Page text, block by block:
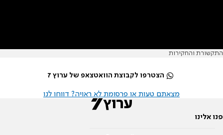
התקשורת והחקירות
הצטרפו לקבוצת הוואטצאפ של ערוץ 7
מצאתם טעות או פרסומת לא ראויה? דווחו לנו
פנו אלינו